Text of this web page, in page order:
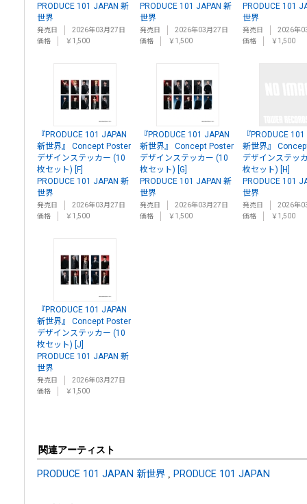
PRODUCE 101 JAPAN 新
世界
発売日
2026年03月27日
価格
￥1,500
PRODUCE 101 JAPAN 新
世界
発売日
2026年03月27日
価格
￥1,500
PRODUCE 101
世界
発売日
2026年
価格
￥1,500
『PRODUCE 101 JAPAN
新世界』 Concept Poster
デザインステッカー (10
枚セット) [F]
PRODUCE 101 JAPAN 新
世界
発売日
2026年03月27日
価格
￥1,500
『PRODUCE 101 JAPAN
新世界』 Concept Poster
デザインステッカー (10
枚セット) [G]
PRODUCE 101 JAPAN 新
世界
発売日
2026年03月27日
価格
￥1,500
『PRODUCE
新世界』
デザインステッ
枚セット) [H]
PRODUCE 101
世界
発売日
2026年
価格
￥1,500
『PRODUCE 101 JAPAN
新世界』 Concept Poster
デザインステッカー (10
枚セット) [J]
PRODUCE 101 JAPAN 新
世界
発売日
2026年03月27日
価格
￥1,500
関連アーティスト
PRODUCE 101 JAPAN 新世界 PRODUCE 101 JAPAN